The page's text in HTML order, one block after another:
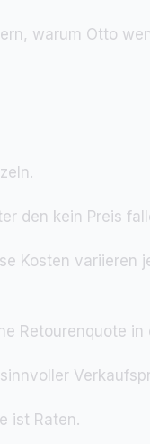
warum Otto
den kein Preis
Kosten variieren
Retourenquote
ist Raten.